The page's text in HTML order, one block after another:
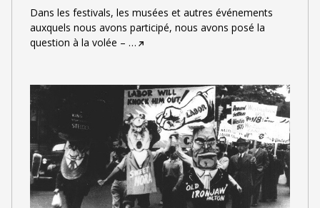
Dans les festivals, les musées et autres événements
auxquels nous avons participé, nous avons posé la
question à la volée – …